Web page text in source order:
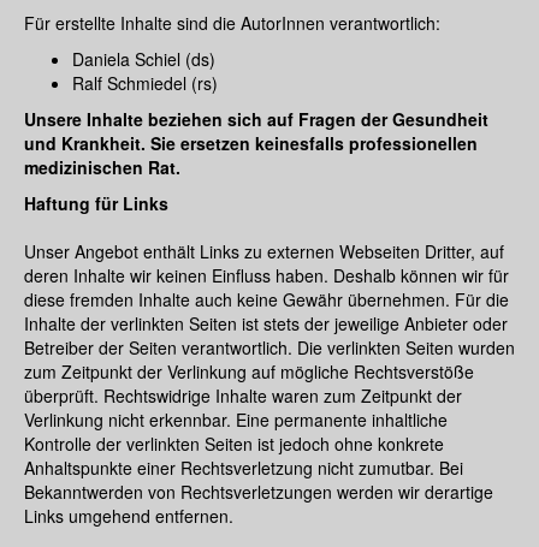
Für erstellte Inhalte sind die AutorInnen verantwortlich:
Daniela Schiel (ds)
Ralf Schmiedel (rs)
Unsere Inhalte beziehen sich auf Fragen der Gesundheit
und Krankheit. Sie ersetzen keinesfalls professionellen
medizinischen Rat.
Haftung für Links
Unser Angebot enthält Links zu externen Webseiten Dritter, auf
deren Inhalte wir keinen Einfluss haben. Deshalb können wir für
diese fremden Inhalte auch keine Gewähr übernehmen. Für die
Inhalte der verlinkten Seiten ist stets der jeweilige Anbieter oder
Betreiber der Seiten verantwortlich. Die verlinkten Seiten wurden
zum Zeitpunkt der Verlinkung auf mögliche Rechtsverstöße
überprüft. Rechtswidrige Inhalte waren zum Zeitpunkt der
Verlinkung nicht erkennbar. Eine permanente inhaltliche
Kontrolle der verlinkten Seiten ist jedoch ohne konkrete
Anhaltspunkte einer Rechtsverletzung nicht zumutbar. Bei
Bekanntwerden von Rechtsverletzungen werden wir derartige
Links umgehend entfernen.